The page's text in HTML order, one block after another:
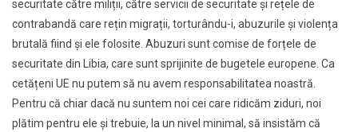
securitate către miliții, către servicii de securitate şi rețele de
contrabandă care rețin migrații, torturându-i, abuzurile şi violența
brutală fiind și ele folosite. Abuzuri sunt comise de forțele de
securitate din Libia, care sunt sprijinite de bugetele europene. Ca
cetățeni UE nu putem să nu avem responsabilitatea noastră.
Pentru că chiar dacă nu suntem noi cei care ridicăm ziduri, noi
plătim pentru ele şi trebuie, la un nivel minimal, să insistăm că